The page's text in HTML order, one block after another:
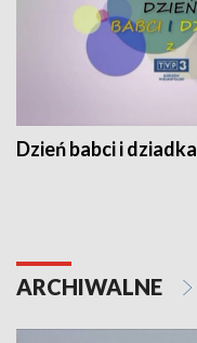
Dzień babci i dziadka
ARCHIWALNE